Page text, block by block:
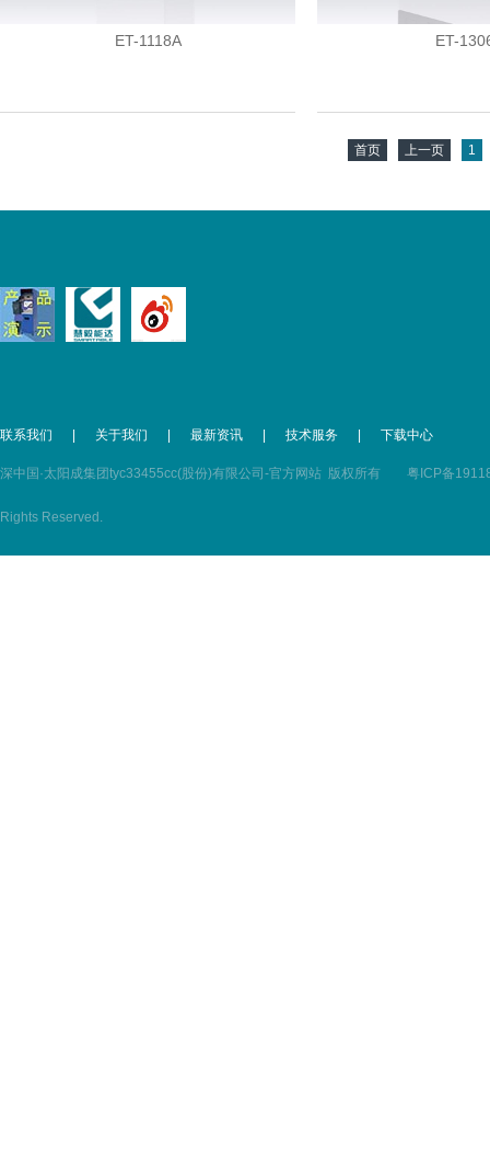
ET-1118A ET-
首页 上一页 1
联系我们 关于我们 最新资讯 技术服务 下载中心
深中国·太阳成集团tyc33455cc(股份)有限公司-官方网站 版权所有 粤ICP备
Rights Reserved.